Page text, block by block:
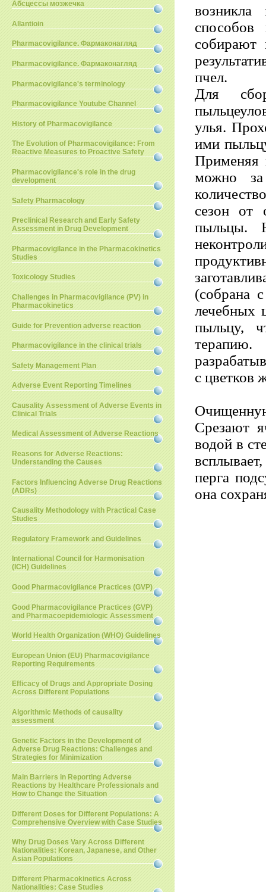
Абсцессы мозжечка
Allantioin
Pharmacovigilance. Фармаконагляд
Pharmacovigilance. Фармаконагляд
Pharmacovigilance's terminology
Pharmacovigilance Youtube Channel
History of Pharmacovigilance
The Evolution of Pharmacovigilance: From
Reactive Measures to Proactive Safety
Pharmacovigilance's role in the drug
development
Safety Pharmacology
Preclinical Research and Early Safety
Assessment in Drug Development
Pharmacovigilance in the Pharmacokinetics
Studies
Toxicology Studies
Challenges in Pharmacovigilance (PV) in
Pharmacokinetics
Guide for Prevention adverse reaction
Pharmacovigilance in the clinical trials
Safety Management Plan
Adverse Event Reporting Timelines
Causality Assessment of Adverse Events in
Clinical Trials
Medical Assessment of Adverse Reactions
Reasons for Adverse Reactions:
Understanding the Causes
Factors Influencing Adverse Drug Reactions
(ADRs)
Causality Methodology with Practical Case
Studies
Regulatory Framework and Guidelines
International Council for Harmonisation
(ICH) Guidelines
Good Pharmacovigilance Practices (GVP)
Good Pharmacovigilance Practices (GVP)
and Pharmacoepidemiologic Assessment
World Health Organization (WHO) Guidelines
European Union (EU) Pharmacovigilance
Reporting Requirements
Efficacy of Drugs and Appropriate Dosing
Across Different Populations
Algorithmic Methods of causality
assessment
Genetic Factors in the Development of
Adverse Drug Reactions: Challenges and
Strategies for Minimization
Main Barriers in Reporting Adverse
Reactions by Healthcare Professionals and
How to Change the Situation
Different Doses for Different Populations: A
Comprehensive Overview with Case Studies
Why Drug Doses Vary Across Different
Nationalities: Korean, Japanese, and Other
Asian Populations
Different Pharmacokinetics Across
Nationalities: Case Studies
возникла
собирают
пчел.
Для
улья.
ими
Применяя
можно за
сезон от
пыльцы.
(собрана
лечебных
пыльцу,
с цветков
Срезают
водой в
перга
она